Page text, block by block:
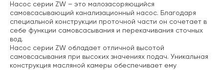
Насос серии ZW – это малозасоряющийся
самовсасывающий канализационный насос. Благодаря
специальной конструкции проточной части он сочетает в
себе функции самовсасывания и перекачивания сточных
вод.
Насос серии ZW обладает отличной высотой
самовсасывания при высоких значениях подач. Уникальная
конструкция масляной камеры обеспечивает ему